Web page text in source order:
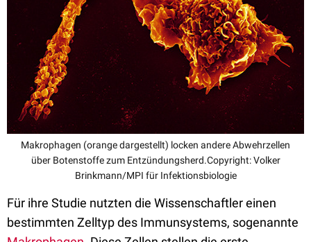
Makrophagen (orange dargestellt) locken andere Abwehrzellen
über Botenstoffe zum Entzündungsherd.Copyright: Volker
Brinkmann/MPI für Infektionsbiologie
Für ihre Studie nutzten die Wissenschaftler einen
bestimmten Zelltyp des Immunsystems, sogenannte